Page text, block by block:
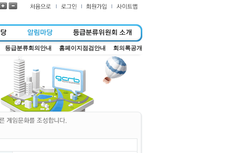
등급분류회의안내 홈페이지점검안내 회의록공개